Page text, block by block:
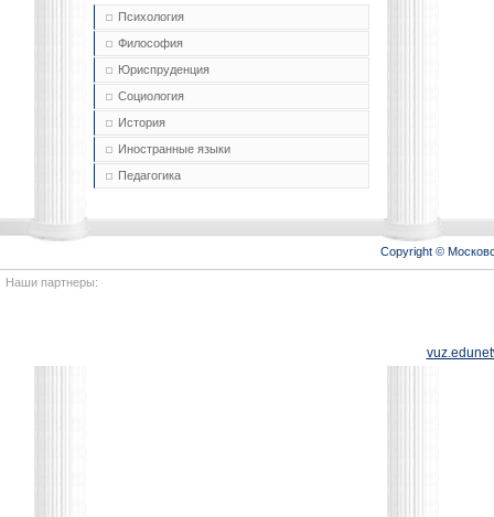
Психология
Философия
Юриспруденция
Социология
История
Иностранные языки
Педагогика
Copyright ©
Наши партнеры: